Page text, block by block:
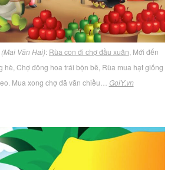
(Mai Văn Hai): Rùa con đi chợ đầu xuân , Mới đến
hè, Chợ đông hoa trái bộn bề, Rùa mua hạt giống
Mua xong chợ đã vãn chiều… GoiY.vn